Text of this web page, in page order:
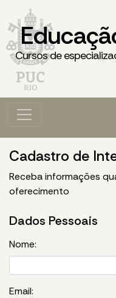
Cursos de
Cadastro de
Receba informações
oferecimento
Dados Pessoais
Nome:
Email: